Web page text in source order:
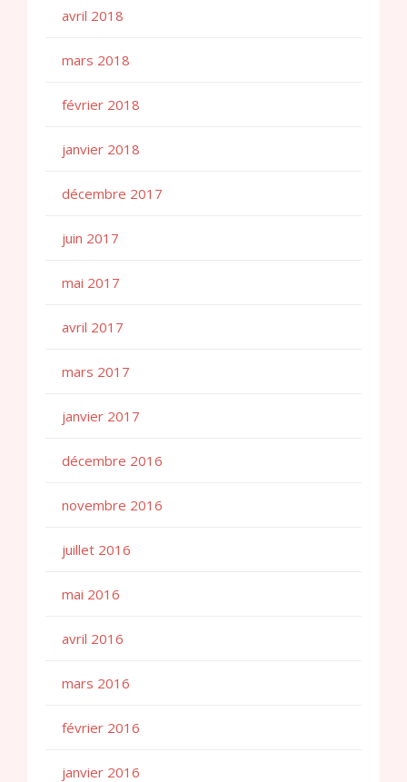
avril 2018
mars 2018
février 2018
janvier 2018
décembre 2017
juin 2017
mai 2017
avril 2017
mars 2017
janvier 2017
décembre 2016
novembre 2016
juillet 2016
mai 2016
avril 2016
mars 2016
février 2016
janvier 2016